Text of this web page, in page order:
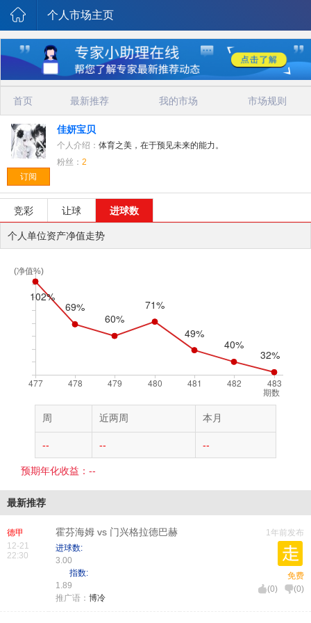
个人市场主页
首页 最新推荐 我的市场 市场规则
订阅
佳妍宝贝
个人介绍： 体育之美，在于预见未来的能力。
粉丝： 2
竞彩 让球 进球数
个人单位资产净值走势
(净值%)
期数
周 近两周 本月
-- -- --
预期年化收益：--
最新推荐
德甲
12-21
22:30
霍芬海姆 vs 门兴格拉德巴赫
进球数:
3.00
指数:
1.89
推广语： 博冷
1年前发布
免费
(0) (0)